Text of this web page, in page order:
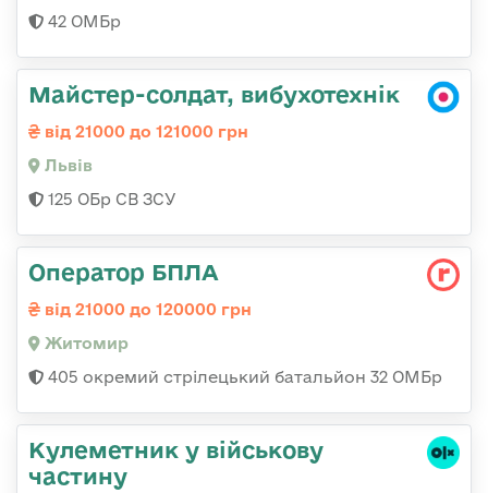
42 ОМБр
Майстер-солдат, вибухотехнік
від 21000 до 121000 грн
Львів
125 ОБр СВ ЗСУ
Оператор БПЛА
від 21000 до 120000 грн
Житомир
405 окремий стрілецький батальйон 32 ОМБр
Кулеметник у військову
частину